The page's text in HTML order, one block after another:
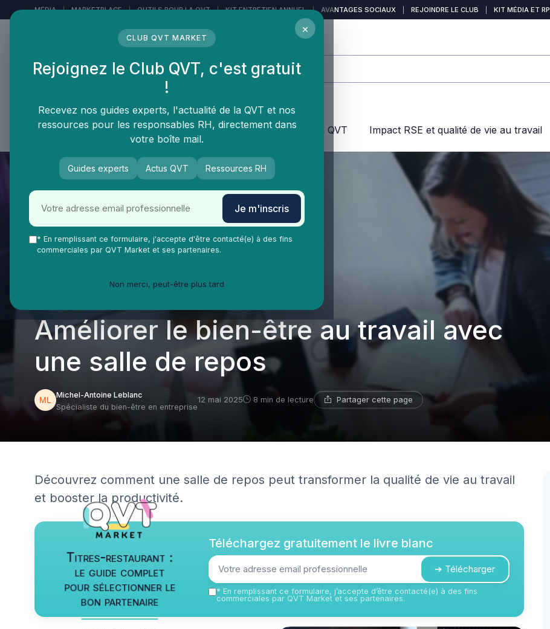
MÉDIA | MARKETPLACE | OUTILS POUR LA QVT | KIT ENTRETIEN ANNUEL | AVANTAGES SOCIAUX REJOINDRE LE CLUB KIT MÉDIA ET RP
LE MÉDIA DES
Vie Ma Vie dans la QVT Tendances QVT Enjeux dans la QVT Impact RSE et qualité de vie au travail
Améliorer le bien-être au travail avec
une salle de repos
Michel-Antoine Leblanc
Spécialiste du bien-être en entreprise
12 mai 2025 8 min de lecture Partager cette page
Découvrez comment une salle de repos peut transformer la qualité de vie au travail
et booster la productivité.
Titres-restaurant :
le guide complet
pour sélectionner le
bon partenaire
Téléchargez gratuitement le livre blanc
➔ Télécharger
* En remplissant ce formulaire, j’accepte d’être contacté(e) à des fins
commerciales par QVT Market et ses partenaires.
×
CLUB QVT MARKET
Rejoignez le Club QVT, c'est gratuit
!
Recevez nos guides experts, l'actualité de la QVT et nos
ressources pour les responsables RH, directement dans
votre boîte mail.
Guides experts Actus QVT Ressources RH
Je m'inscris
* En remplissant ce formulaire, j'accepte d'être contacté(e) à des fins
commerciales par QVT Market et ses partenaires.
Non merci, peut-être plus tard
Panneau de gestion des cookies